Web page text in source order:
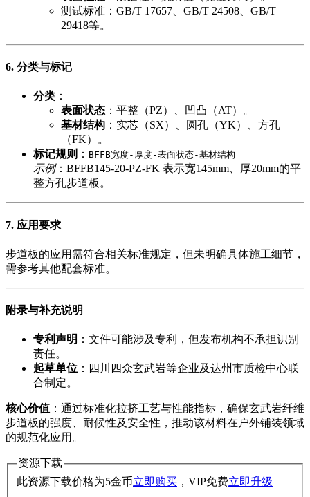
测试标准：GB/T 17657、GB/T 24508、GB/T
29418等。
6. 分类与标记
分类 ​：
表面状态 ​：平整（PZ）、凹凸（AT）。
基材结构 ​：实芯（SX）、圆孔（YK）、方孔
（FK）。
标记规则 ​： BFFB宽度-厚度-表面状态-基材结构
示例：BFFB145-20-PZ-FK 表示宽145mm、厚20mm的平
整方孔步道板。
7. 应用要求
步道板的应用需符合相关标准规定，但未明确具体施工细节，
需参考其他配套标准。
附录与补充说明
专利声明 ​：文件可能涉及专利，但发布机构不承担识别
责任。
起草单位 ​：四川四众玄武岩等企业及达州市质检中心联
合制定。
核心价值 ​：通过标准化拉挤工艺与性能指标，确保玄武岩纤维
步道板的强度、耐候性及安全性，推动该材料在户外铺装领域
的规范化应用。
资源下载
此资源下载价格为5金币立即购买 ，VIP免费立即升级